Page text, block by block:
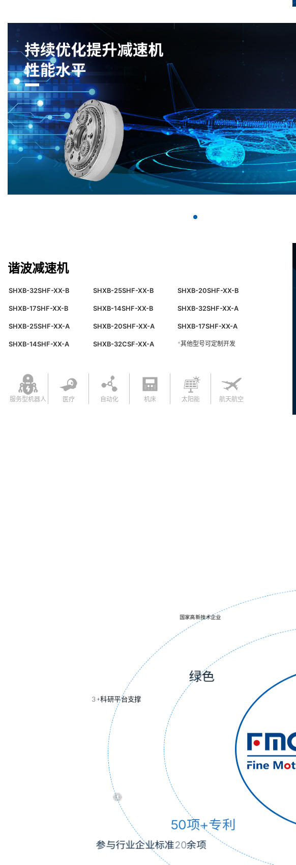
谐波减速机
SHXB-32SHF-XX-B SHXB-25SHF-XX-B SHXB-20SHF-XX-B
SHXB-17SHF-XX-B SHXB-14SHF-XX-B SHXB-32SHF-XX-A
SHXB-25SHF-XX-A SHXB-20SHF-XX-A SHXB-17SHF-XX-A
SHXB-14SHF-XX-A SHXB-32CSF-XX-A *其他型号可定制开发
服务型机器人 医疗 自动化 机床 太阳能 航天航空
自动化
50项+专利
以小博大，以精创优
参与行业企业标准20余项
3+科研平